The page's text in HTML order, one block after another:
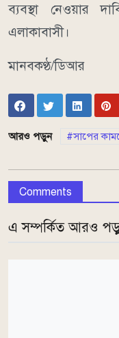
ব্যবস্থা নেওয়ার
এলাকাবাসী।
মানবকণ্ঠ/ডিআর
আরও পড়ুন সাপের
Comments
এ সম্পর্কিত আরও